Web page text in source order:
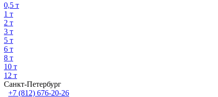
0,5 т
1 т
2 т
3 т
5 т
6 т
8 т
10 т
12 т
Санкт-Петербург
+7 (812) 676-20-26